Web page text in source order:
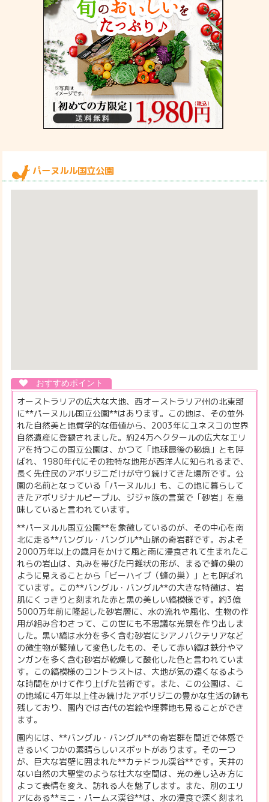
パーヌルル国立公園
オーストラリアの広大な大地、西オーストラリア州の北東部
に**パーヌルル国立公園**はあります。この地は、その並外
れた自然美と地質学的な価値から、2003年にユネスコの世界
自然遺産に登録されました。約24万ヘクタールの広大なエリ
アを持つこの国立公園は、かつて「地球最後の秘境」とも呼
ばれ、1980年代にその独特な地形が西洋人に知られるまで、
長く先住民のアボリジニだけが守り続けてきた場所です。公
園の名前となっている「パーヌルル」も、この地に暮らして
きたアボリジナルピープル、ジジャ族の言葉で「砂岩」を意
味していると言われています。
**パーヌルル国立公園**を象徴しているのが、その中心を南
北に走る**バングル・バングル**山脈の奇岩群です。およそ
2000万年以上の歳月をかけて風と雨に浸食されて生まれたこ
れらの岩山は、丸みを帯びた円錐状の形が、まるで蜂の巣の
ように見えることから「ビーハイブ（蜂の巣）」とも呼ばれ
ています。この**バングル・バングル**の大きな特徴は、岩
肌にくっきりと刻まれた赤と黒の美しい縞模様です。約3億
5000万年前に隆起した砂岩層に、水の流れや風化、生物の作
用が組み合わさって、この世にも不思議な光景を作り出しま
した。黒い縞は水分を多く含む砂岩にシアノバクテリアなど
の微生物が繁殖して変色したもの、そして赤い縞は鉄分やマ
ンガンを多く含む砂岩が乾燥して酸化した色と言われていま
す。この縞模様のコントラストは、大地が気の遠くなるよう
な時間をかけて作り上げた芸術です。また、この公園は、こ
の地域に4万年以上住み続けたアボリジニの豊かな生活の跡も
残しており、園内では古代の岩絵や埋葬地も見ることができ
ます。
園内には、**バングル・バングル**の奇岩群を間近で体感で
きるいくつかの素晴らしいスポットがあります。その一つ
が、巨大な岩壁に囲まれた**カテドラル渓谷**です。天井の
ない自然の大聖堂のような壮大な空間は、光の差し込み方に
よって表情を変え、訪れる人を魅了します。また、別のエリ
アにある**ミニ・パームス渓谷**は、水の浸食で深く刻まれ